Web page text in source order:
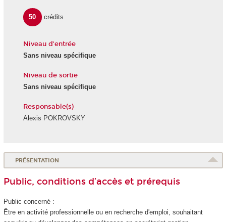
50 crédits
Niveau d'entrée
Sans niveau spécifique
Niveau de sortie
Sans niveau spécifique
Responsable(s)
Alexis POKROVSKY
PRÉSENTATION
Public, conditions d’accès et prérequis
Public concerné :
Être en activité professionnelle ou en recherche d'emploi, souhaitant